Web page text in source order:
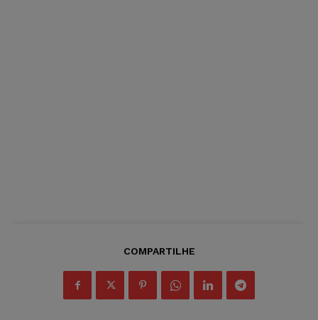
COMPARTILHE